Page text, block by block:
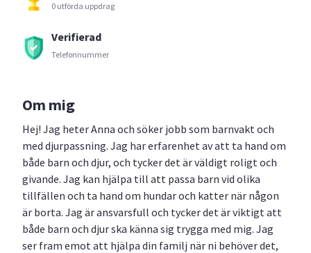
0 utförda uppdrag
Verifierad
Telefonnummer
Om mig
Hej! Jag heter Anna och söker jobb som barnvakt och
med djurpassning. Jag har erfarenhet av att ta hand om
både barn och djur, och tycker det är väldigt roligt och
givande. Jag kan hjälpa till att passa barn vid olika
tillfällen och ta hand om hundar och katter när någon
är borta. Jag är ansvarsfull och tycker det är viktigt att
både barn och djur ska känna sig trygga med mig. Jag
ser fram emot att hjälpa din familj när ni behöver det,